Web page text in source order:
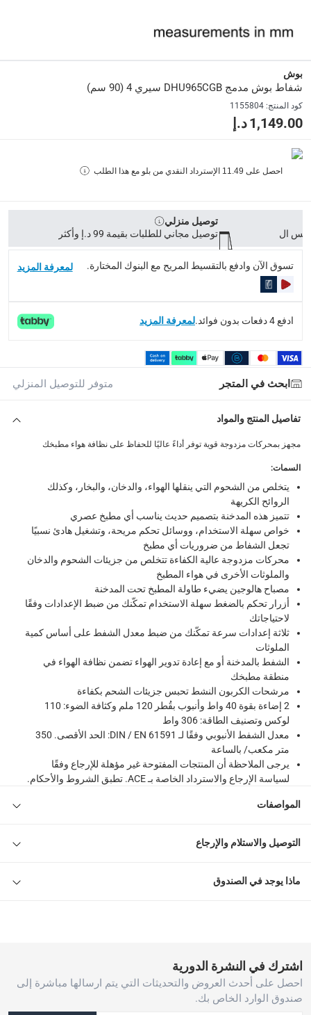
Specifications
الأبعاد:
رقم الموديل
DHU965CGB
Delivery & Returns
delivery method
التوصيل المُتَتَبَّع: خلال 1 إلى 5 أيام عمل توصيل مجاني للطلبات
delivery times
توصيل المنتجات الكبيرة أو التي تحتاج تركيب: خلال 2 إلى 4 أيام عمل
الاستلام من المتجر عبر خدمة “انقر واستلم” لمنتجات
returns
إمكانية إرجاع المنتجات المؤهلة مجاناً خلال 30 يوماً.
What's in the Box
1 شفاط مدمج DHU965CGB بقياس 90 سم
بوش
شفاط بوش مدمج DHU965CGB سيري 4 (90 سم)
كود المنتج:
1155804
1,149.00 د.إ
احصل على 11.49 الإسترداد النقدي من بلو مع هذا الطلب
توصيل منزلي
توصيل مجاني للطلبات بقيمة 99 د.إ وأكثر
تسوق الآن وادفع بالتقسيط المريح مع البنوك المختارة. لمعرفة المزيد
ادفع 4 دفعات بدون فوائد. لمعرفة المزيد
ابحث في المتجر متوفر للتوصيل المنزلي
تفاصيل المنتج والمواد
مجهز بمحركات مزدوجة قوية توفر أداءً عاليًا للحفاظ على نظافة هواء مطبخك
السمات:
يتخلص من الشحوم التي ينقلها الهواء، والدخان، والبخار، وكذلك
الروائح الكريهة
تتميز هذه المدخنة بتصميم حديث يناسب أي مطبخ عصري
خواص سهلة الاستخدام، ووسائل تحكم مريحة، وتشغيل هادئ نسبيًا
تجعل الشفاط من ضروريات أي مطبخ
محركات مزدوجة عالية الكفاءة تتخلص من جزيئات الشحوم والدخان
والملوثات الأخرى في هواء المطبخ
مصباح هالوجين يضيء طاولة المطبخ تحت المدخنة
أزرار تحكم بالضغط سهلة الاستخدام تمكّنك من ضبط الإعدادات وفقًا
لاحتياجاتك
ثلاثة إعدادات سرعة تمكّنك من ضبط معدل الشفط على أساس كمية
الملوثات
الشفط بالمدخنة أو مع إعادة تدوير الهواء تضمن نظافة الهواء في
منطقة مطبخك
مرشحات الكربون النشط تحبس جزيئات الشحم بكفاءة
2 إضاءة بقوة 40 واط وأنبوب بقُطر 120 ملم وكثافة الضوء: 110
لوكس وتصنيف الطاقة: 306 واط
معدل الشفط الأنبوبي وفقًا لـ DIN / EN 61591: الحد الأقصى. 350
متر مكعب/ بالساعة
يرجى الملاحظة أن المنتجات المفتوحة غير مؤهلة للإرجاع وفقًا
لسياسة الإرجاع والاسترداد الخاصة بـ ACE. تطبق الشروط والأحكام.
المواصفات
التوصيل والاستلام والإرجاع
ماذا يوجد في الصندوق
اشترك في النشرة الدورية
احصل على أحدث العروض والتحديثات التي يتم ارسالها مباشرة إلى
صندوق الوارد الخاص بك.